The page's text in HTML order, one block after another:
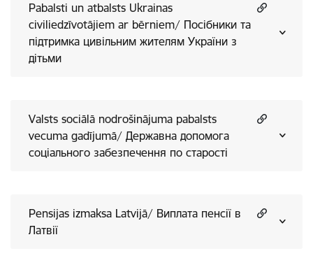
Pabalsti un atbalsts Ukrainas
civiliedzīvotājiem ar bērniem/ Посібники та
підтримка цивільним жителям України з
дітьми
Valsts sociālā nodrošinājuma pabalsts
vecuma gadījumā/ Державна допомога
соціального забезпечення по старості
Pensijas izmaksa Latvijā/ Виплата пенсії в
Латвії